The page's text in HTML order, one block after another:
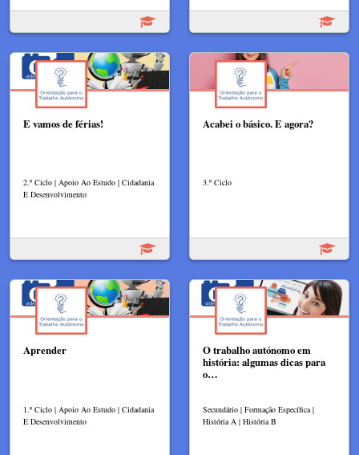
E vamos de férias!
2.º Ciclo | Apoio Ao Estudo | Cidadania
E Desenvolvimento
Acabei o básico. E agora?
3.º Ciclo
Aprender
1.º Ciclo | Apoio Ao Estudo | Cidadania
E Desenvolvimento
O trabalho autónomo em
história: algumas dicas para
o…
Secundário | Formação Específica |
História A | História B